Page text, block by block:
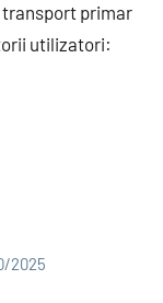
transport primar
utilizatori:
2025